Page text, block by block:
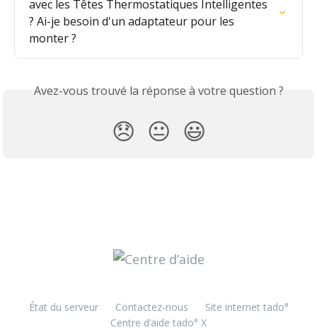
avec les Têtes Thermostatiques Intelligentes
? Ai-je besoin d'un adaptateur pour les
monter ?
Avez-vous trouvé la réponse à votre question ?
😞 😐 😃
État du serveur Contactez-nous
Site internet tado°
Centre d’aide tado° X